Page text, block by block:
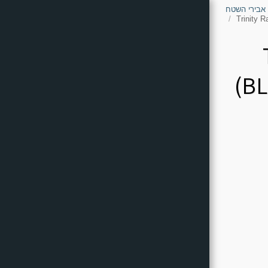
השטח
Trinity